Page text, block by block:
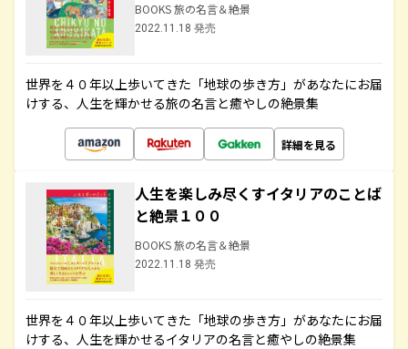
BOOKS 旅の名言＆絶景
2022.11.18 発売
世界を４０年以上歩いてきた「地球の歩き方」があなたにお届
けする、人生を輝かせる旅の名言と癒やしの絶景集
詳細を見る
人生を楽しみ尽くすイタリアのことば
と絶景１００
BOOKS 旅の名言＆絶景
2022.11.18 発売
世界を４０年以上歩いてきた「地球の歩き方」があなたにお届
けする、人生を輝かせるイタリアの名言と癒やしの絶景集